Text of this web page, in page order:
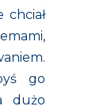
chciał
go
dużo